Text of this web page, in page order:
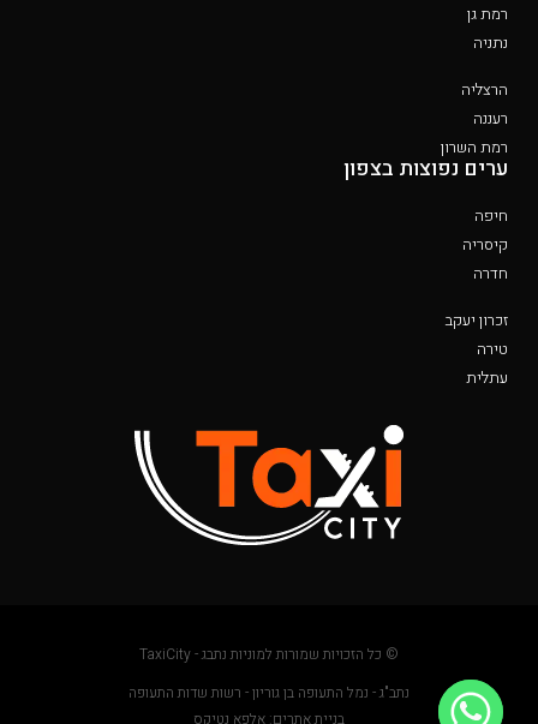
רמת גן
נתניה
הרצליה
רעננה
רמת השרון
ערים נפוצות בצפון
חיפה
קיסריה
חדרה
זכרון יעקב
טירה
עתלית
© כל הזכויות שמורות למוניות נתבג - TaxiCity
נתב"ג - נמל התעופה בן גוריון - רשות שדות התעופה
בניית אתרים: אלפא נטיקס